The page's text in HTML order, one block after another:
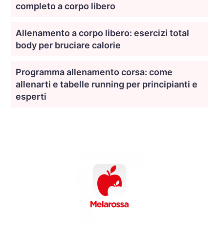
completo a corpo libero
Allenamento a corpo libero: esercizi total
body per bruciare calorie
Programma allenamento corsa: come
allenarti e tabelle running per principianti e
esperti